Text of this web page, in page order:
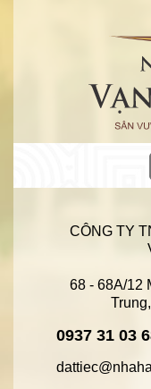
CÔNG TY
68 - 68A/12
0937 31 03